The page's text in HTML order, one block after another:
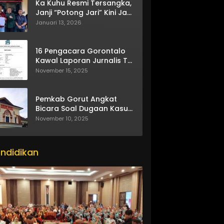
Ka Kuhu Resmi Tersangka,
Janji “Potong Jari” Kini Jadi
Bumerang
Januari 13, 2026
16 Pengacara Gorontalo
Kawal Laporan Jurnalis TV
One
November 15, 2025
Pemkab Gorut Angkat
Bicara Soal Dugaan Kasus
Asusila Oknum ASN
November 10, 2025